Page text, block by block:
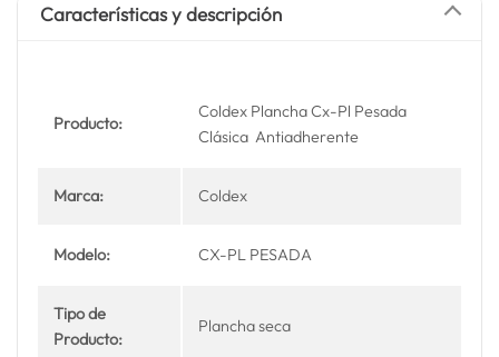
Características y descripción
Producto:
Coldex Plancha Cx-Pl Pesada
Clásica Antiadherente
Marca: Coldex
Modelo: CX-PL PESADA
Tipo de
Producto:
Plancha seca